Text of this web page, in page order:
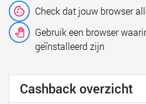
Check dat jouw browser
Gebruik een browser
geïnstalleerd zijn
Cashback overzicht